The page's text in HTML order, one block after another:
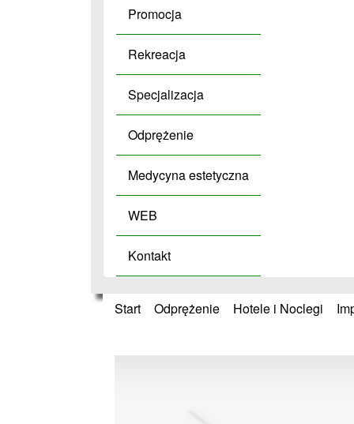
Promocja
Rekreacja
Specjalizacja
Odprężenie
Medycyna estetyczna
WEB
Kontakt
Start Odprężenie Hotele i Noclegi